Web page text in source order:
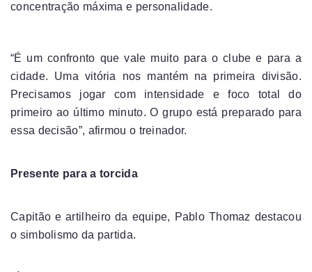
concentração máxima e personalidade.
“É um confronto que vale muito para o clube e para a
cidade. Uma vitória nos mantém na primeira divisão.
Precisamos jogar com intensidade e foco total do
primeiro ao último minuto. O grupo está preparado para
essa decisão”, afirmou o treinador.
Presente para a torcida
Capitão e artilheiro da equipe, Pablo Thomaz destacou
o simbolismo da partida.